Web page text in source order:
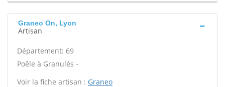
Graneo On, Lyon
Artisan
Département: 69
Poêle à Granulés -
Voir la fiche artisan : Graneo